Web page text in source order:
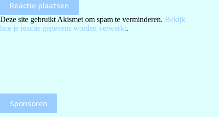
Reactie plaatsen
Deze site gebruikt Akismet om spam te verminderen. Bekijk
hoe je reactie gegevens worden verwerkt.
Sponsoren